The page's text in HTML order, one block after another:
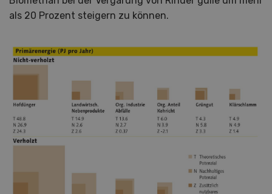
als 20 Prozent steigern zu können.